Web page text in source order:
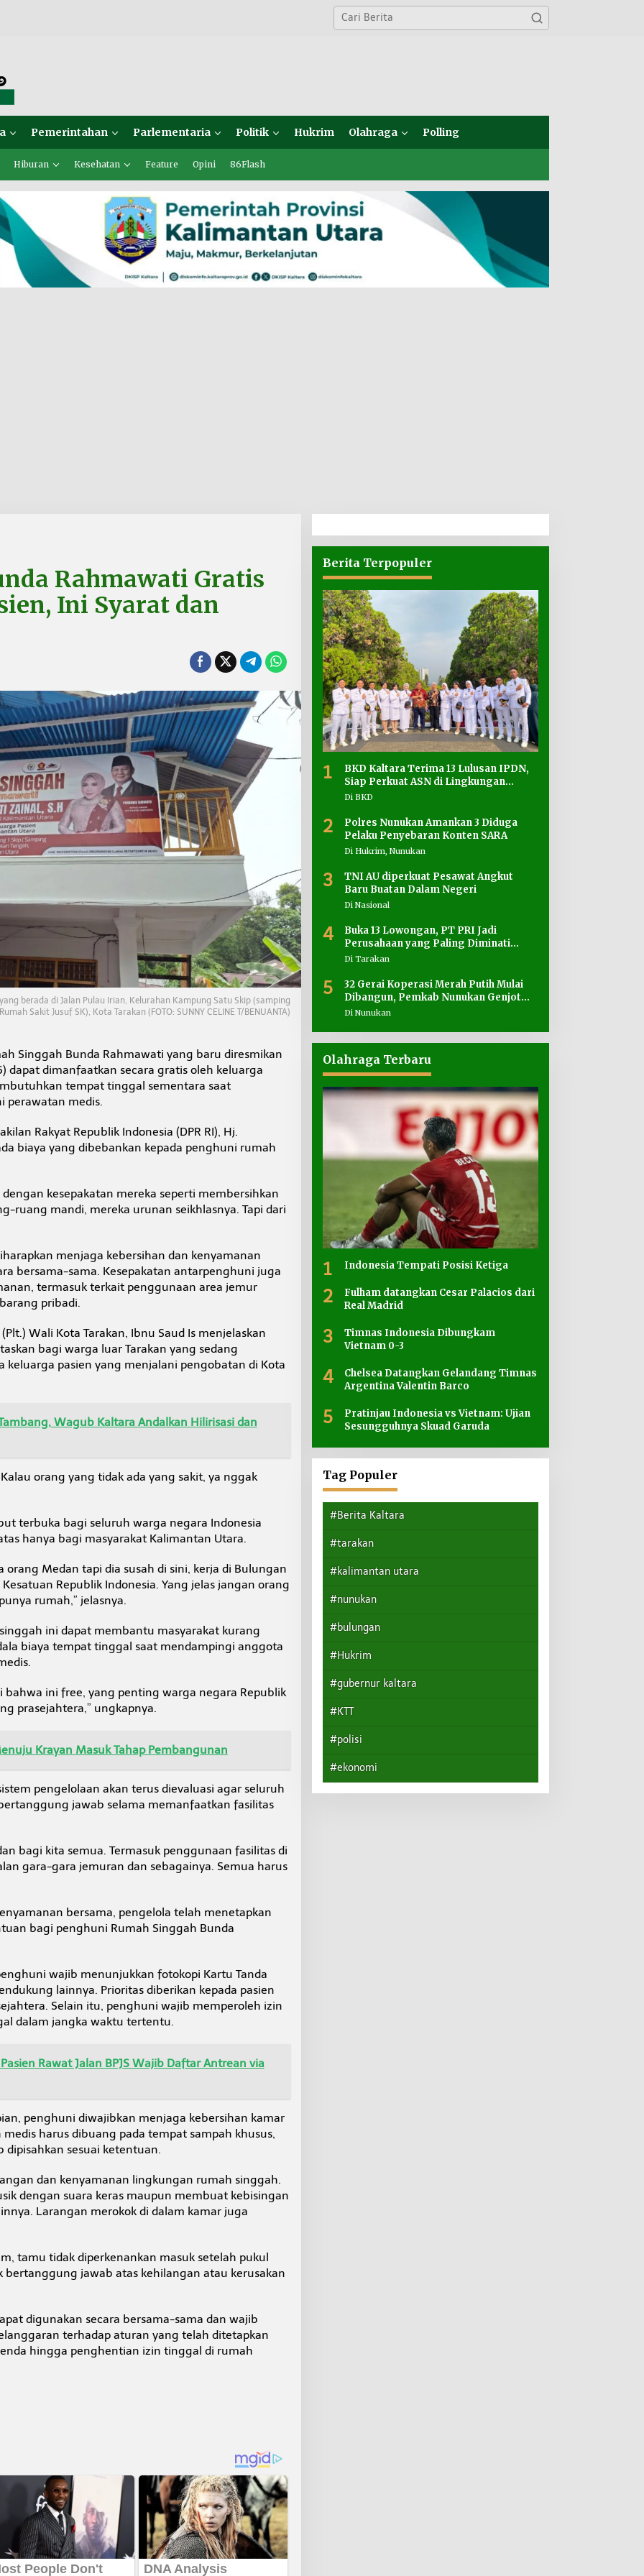
Pemerintahan Parlementaria Politik Hukrim Olahraga Polling
Hiburan Kesehatan Feature Opini 86Flash
Rahmawati Gratis
Ini Syarat dan
berada di Jalan Pulau Irian, Kelurahan Kampung Satu Skip (samping
Rumah Sakit Jusuf SK), Kota Tarakan (FOTO: SUNNY CELINE T/BENUANTA)
Singgah Bunda Rahmawati yang baru diresmikan
dapat dimanfaatkan secara gratis oleh keluarga
tempat tinggal sementara saat
perawatan medis.
Rakyat Republik Indonesia (DPR RI), Hj.
biaya yang dibebankan kepada penghuni rumah
kesepakatan mereka seperti membersihkan
ruang mandi, mereka urunan seikhlasnya. Tapi dari
menjaga kebersihan dan kenyamanan
bersama-sama. Kesepakatan antarpenghuni juga
termasuk terkait penggunaan area jemur
pribadi.
Wali Kota Tarakan, Ibnu Saud Is menjelaskan
bagi warga luar Tarakan yang sedang
keluarga pasien yang menjalani pengobatan di Kota
Wagub Kaltara Andalkan Hilirisasi dan
orang yang tidak ada yang sakit, ya nggak
terbuka bagi seluruh warga negara Indonesia
hanya bagi masyarakat Kalimantan Utara.
orang Medan tapi dia susah di sini, kerja di Bulungan
Republik Indonesia. Yang jelas jangan orang
rumah,” jelasnya.
ini dapat membantu masyarakat kurang
biaya tempat tinggal saat mendampingi anggota
bahwa ini free, yang penting warga negara Republik
prasejahtera,” ungkapnya.
Krayan Masuk Tahap Pembangunan
pengelolaan akan terus dievaluasi agar seluruh
jawab selama memanfaatkan fasilitas
bagi kita semua. Termasuk penggunaan fasilitas di
gara-gara jemuran dan sebagainya. Semua harus
bersama, pengelola telah menetapkan
bagi penghuni Rumah Singgah Bunda
wajib menunjukkan fotokopi Kartu Tanda
lainnya. Prioritas diberikan kepada pasien
Selain itu, penghuni wajib memperoleh izin
dalam jangka waktu tertentu.
Rawat Jalan BPJS Wajib Daftar Antrean via
penghuni diwajibkan menjaga kebersihan kamar
harus dibuang pada tempat sampah khusus,
dipisahkan sesuai ketentuan.
dan kenyamanan lingkungan rumah singgah.
dengan suara keras maupun membuat kebisingan
Larangan merokok di dalam kamar juga
tamu tidak diperkenankan masuk setelah pukul
bertanggung jawab atas kehilangan atau kerusakan
digunakan secara bersama-sama dan wajib
terhadap aturan yang telah ditetapkan
hingga penghentian izin tinggal di rumah
Berita Terpopuler
1
BKD Kaltara Terima 13 Lulusan IPDN,
Siap Perkuat ASN di Lingkungan
Pemprov
Di BKD
2
Polres Nunukan Amankan 3 Diduga
Pelaku Penyebaran Konten SARA
Di Hukrim, Nunukan
3
TNI AU diperkuat Pesawat Angkut
Baru Buatan Dalam Negeri
Di Nasional
4
Buka 13 Lowongan, PT PRI Jadi
Perusahaan yang Paling Diminati
Pencari Kerja
Di Tarakan
5
32 Gerai Koperasi Merah Putih Mulai
Dibangun, Pemkab Nunukan Genjot
Penyediaan Lahan
Di Nunukan
Olahraga Terbaru
1 Indonesia Tempati Posisi Ketiga
2
Fulham datangkan Cesar Palacios dari
Real Madrid
3
Timnas Indonesia Dibungkam
Vietnam 0-3
4
Chelsea Datangkan Gelandang Timnas
Argentina Valentin Barco
5
Pratinjau Indonesia vs Vietnam: Ujian
Sesungguhnya Skuad Garuda
Tag Populer
#Berita Kaltara
#tarakan
#kalimantan utara
#nunukan
#bulungan
#Hukrim
#gubernur kaltara
#KTT
#polisi
#ekonomi